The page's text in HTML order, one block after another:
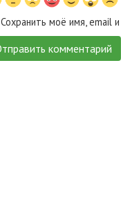
Сохранить моё имя, email